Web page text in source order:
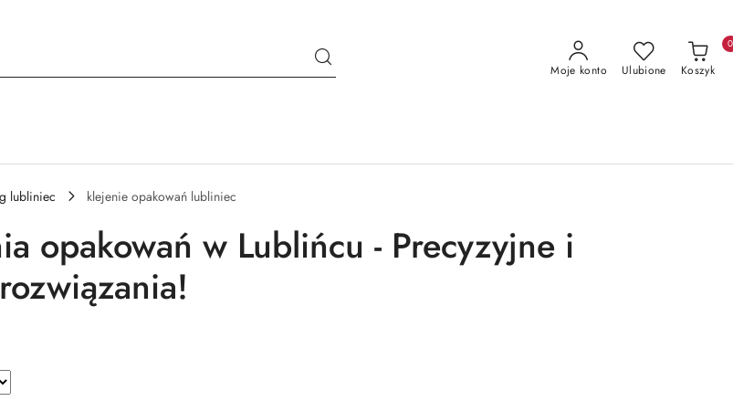
Moje konto Ulubione Koszyk
0
lubliniec klejenie opakowań lubliniec
opakowań w Lublińcu - Precyzyjne i